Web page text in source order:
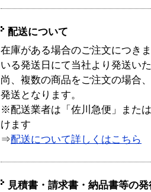
配送について
在庫がある場合のご注文につき
いる発送日にて当社より発送い
尚、複数の商品をご注文の場合
発送となります。
※配送業者は「佐川急便」また
けます
⇒配送について詳しくはこちら
見積書・請求書・納品書等の